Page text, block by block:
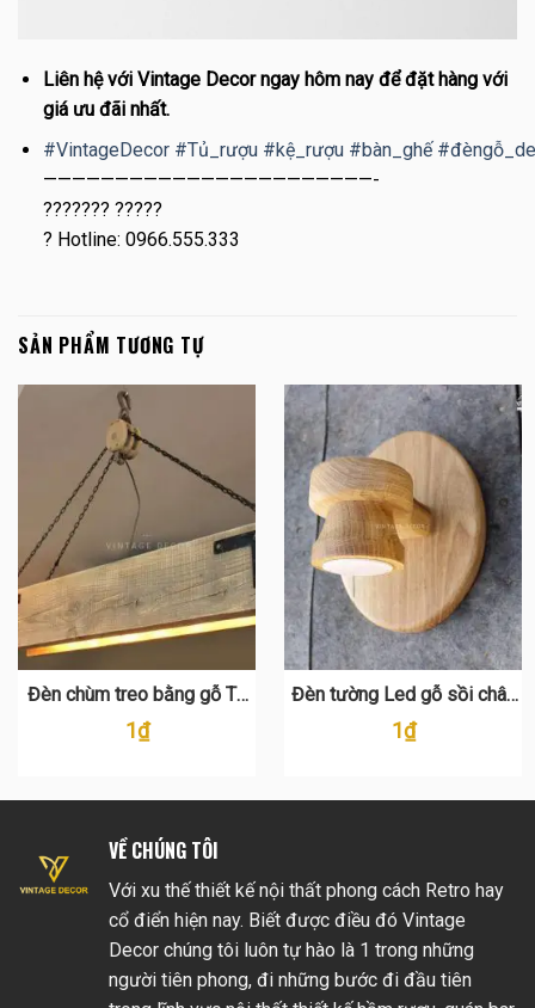
Liên hệ với Vintage Decor ngay hôm nay để đặt hàng với
giá ưu đãi nhất.
#VintageDecor #Tủ_rượu #kệ_rượu #bàn_ghế #
———————————————————————-
??????? ?????
? Hotline: 0966.555.333
SẢN PHẨM TƯƠNG TỰ
Đèn chùm treo bằng gỗ TT
113
1₫
Đèn tường Led gỗ sồi chân
đế hình bầu dục TT 105
1₫
VỀ CHÚNG TÔI
Với xu thế thiết kế nội thất phong cách Retro hay
cổ điển hiện nay. Biết được điều đó Vintage
Decor chúng tôi luôn tự hào là 1 trong những
người tiên phong, đi những bước đi đầu tiên